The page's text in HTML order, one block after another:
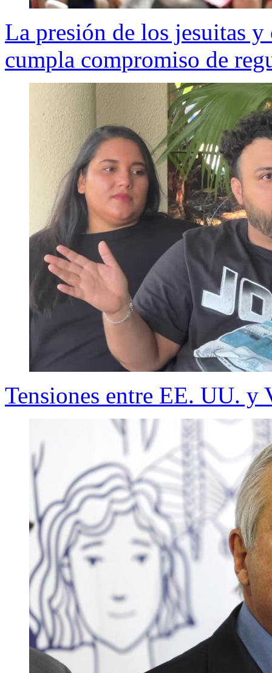
La presión de los jesuitas
cumpla compromiso de
Tensiones entre EE. UU. y